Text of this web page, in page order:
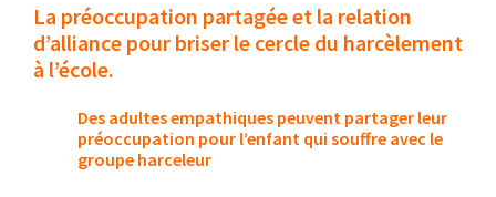
La préoccupation partagée et la relation
d’alliance pour briser le cercle du harcèlement
à l’école.
Des adultes empathiques peuvent partager leur
préoccupation pour l’enfant qui souffre avec le
groupe harceleur